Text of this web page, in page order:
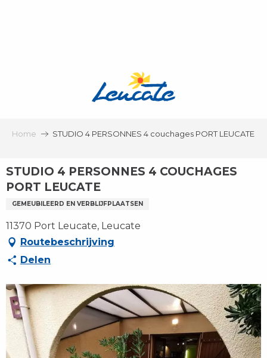
Home STUDIO 4 PERSONNES 4 couchages PORT LEUCATE
STUDIO 4 PERSONNES 4 COUCHAGES
PORT LEUCATE
GEMEUBILEERD EN VERBLIJFPLAATSEN
11370 Port Leucate, Leucate
Routebeschrijving
Delen